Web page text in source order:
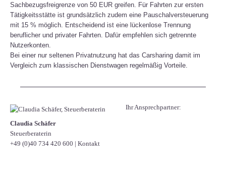
Sachbezugsfreigrenze von 50 EUR greifen. Für Fahrten zur ersten
Tätigkeitsstätte ist grundsätzlich zudem eine Pauschalversteuerung
mit 15 % möglich. Entscheidend ist eine lückenlose Trennung
beruflicher und privater Fahrten. Dafür empfehlen sich getrennte
Nutzerkonten.
Bei einer nur seltenen Privatnutzung hat das Carsharing damit im
Vergleich zum klassischen Dienstwagen regelmäßig Vorteile.
Ihr Ansprechpartner:
Claudia Schäfer
Steuerberaterin
+49 (0)40 734 420 600 | Kontakt